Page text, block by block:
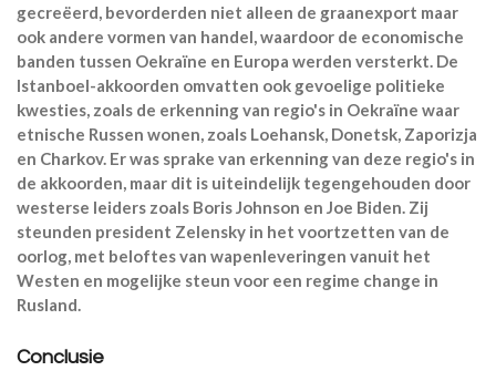
gecreëerd, bevorderden niet alleen de graanexport maar
ook andere vormen van handel, waardoor de economische
banden tussen Oekraïne en Europa werden versterkt. De
Istanboel-akkoorden omvatten ook gevoelige politieke
kwesties, zoals de erkenning van regio's in Oekraïne waar
etnische Russen wonen, zoals Loehansk, Donetsk, Zaporizja
en Charkov. Er was sprake van erkenning van deze regio's in
de akkoorden, maar dit is uiteindelijk tegengehouden door
westerse leiders zoals Boris Johnson en Joe Biden. Zij
steunden president Zelensky in het voortzetten van de
oorlog, met beloftes van wapenleveringen vanuit het
Westen en mogelijke steun voor een regime change in
Rusland.
Conclusie